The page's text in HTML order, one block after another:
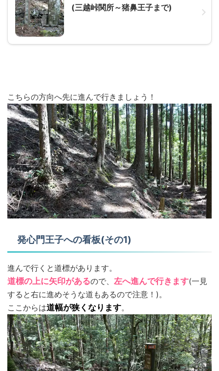
(三越峠関所～猪鼻王子まで)
こちらの方向へ先に進んで行きましょう！
発心門王子への看板(その1)
進んで行くと道標があります。
道標の上に矢印があるので、 左へ進んで行きます(一見
すると右に進めそうな道もあるので注意！)。
ここからは道幅が狭くなります。